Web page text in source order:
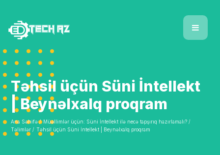
Təhsil üçün Süni İntellekt
| Beynəlxalq proqram
Ana Səhifə / Müəllimlər üçün: Süni İntellekt ilə necə tapşırıq hazırlamalı? /
Təlimlər / Təhsil üçün Süni İntellekt | Beynəlxalq proqram